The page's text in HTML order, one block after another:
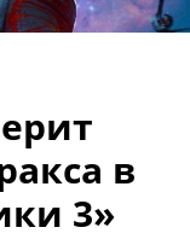
в
3»